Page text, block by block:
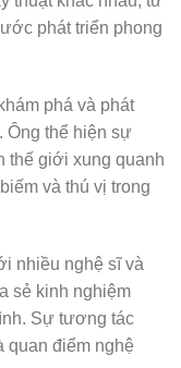
phát triển phong
phá và phát
Ông thể hiện sự
thế giới xung quanh
và thú vị trong
nhiều nghệ sĩ và
sẻ kinh nghiệm
Sự tương tác
quan điểm nghệ